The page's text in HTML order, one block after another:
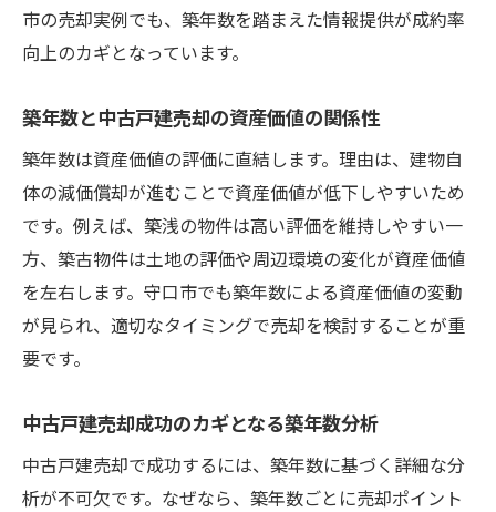
中古戸建売却で築年数を強みに変える工夫
築年数ごとに異なる中古戸建売却の戦略
ト
築年数を活用した中古戸建売却の成功事例
有利な中古戸建売却のための築年数活用術
築年数が資産価値に及ぼす理由を解説
築年数と中古戸建売却資産価値の因果関係
中古戸建売却で築年数が重視される理由と
資産価値を左右する築年数の特徴を解明
中古戸建売却で築年数が与える資産価値影
響
市の売却実例でも、築年数を踏まえた情報提供が成約率
向上のカギとなっています。
築年数と中古戸建売却の資産価値の関係性
築年数は資産価値の評価に直結します。理由は、建物自
体の減価償却が進むことで資産価値が低下しやすいため
です。例えば、築浅の物件は高い評価を維持しやすい一
方、築古物件は土地の評価や周辺環境の変化が資産価値
を左右します。守口市でも築年数による資産価値の変動
が見られ、適切なタイミングで売却を検討することが重
要です。
中古戸建売却成功のカギとなる築年数分析
中古戸建売却で成功するには、築年数に基づく詳細な分
析が不可欠です。なぜなら、築年数ごとに売却ポイント